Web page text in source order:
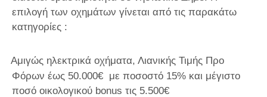
επιλογή των οχημάτων γίνεται από τις παρακάτω
κατηγορίες :
Αμιγώς ηλεκτρικά οχήματα, Λιανικής Τιμής Προ
Φόρων έως 50.000€ με ποσοστό 15% και μέγιστο
ποσό οικολογικού bonus τις 5.500€